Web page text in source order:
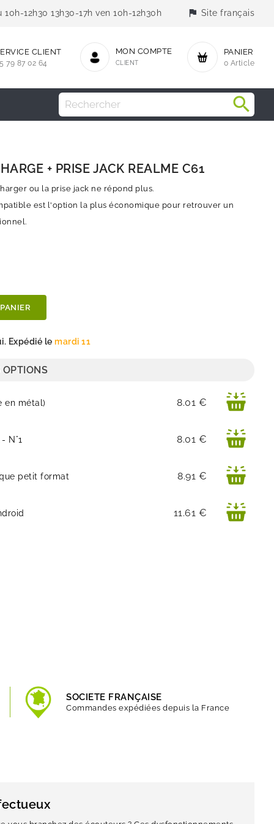
12h30 13h30-17h ven 10h-12h30h flag Site français
PANIER
0 Article
MON COMPTE
CLIENT
CLIENT
79 87 02 64
+ PRISE JACK REALME C61
ou la prise jack ne répond plus.
est l'option la plus économique pour retrouver un
Expédié le mardi 11
en métal) Prix
8.01 €
N°1 Prix
8.01 €
petit format Prix
8.91 €
Prix
11.61 €
SOCIETE FRANÇAISE
Commandes expédiées depuis la France